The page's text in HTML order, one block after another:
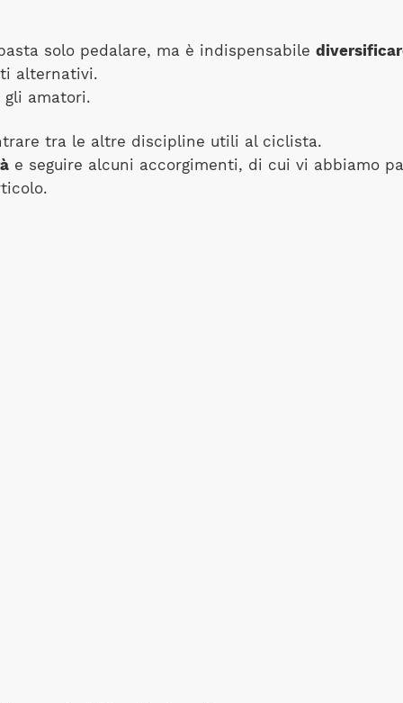
solo pedalare, ma è indispensabile
alternativi.
amatori.
tra le altre discipline utili al ciclista.
e seguire alcuni accorgimenti, di cui vi abbiamo